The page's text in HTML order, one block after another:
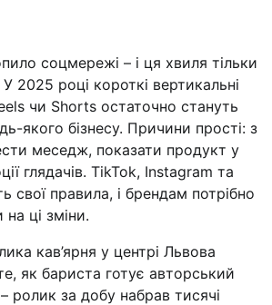
соцмережі – і ця хвиля тільки
2025 році короткі вертикальні
чи Shorts остаточно стануть
якого бізнесу. Причини прості: з
меседж, показати продукт у
глядачів. TikTok, Instagram та
свої правила, і брендам потрібно
на ці зміни.
кав’ярня у центрі Львова
як бариста готує авторський
ролик за добу набрав тисячі